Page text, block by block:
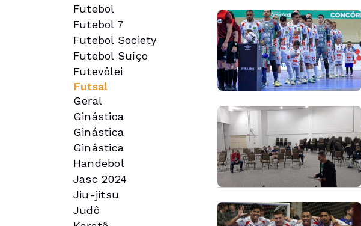
Futebol
Futebol 7
Futebol Society
Futebol Suíço
Futevôlei
Futsal
Geral
Ginástica
Ginástica
Ginástica
Handebol
Jasc 2024
Jiu-jitsu
Judô